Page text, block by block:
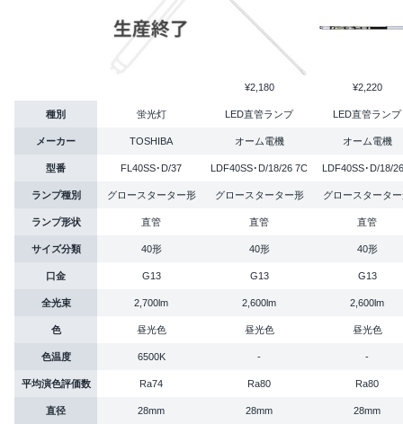
¥2,180 ¥2,220
種別 蛍光灯 LED直管ランプ LED直管ランプ
メーカー TOSHIBA オーム電機 オーム電機
型番 FL40SS･D/37 LDF40SS･D/18/26 7C LDF40SS･D/18/
ランプ種別 グロースターター形 グロースターター形 グロースタータ
ランプ形状 直管 直管 直管
サイズ分類 40形 40形 40形
口金 G13 G13 G13
全光束 2,700lm 2,600lm 2,600lm
色 昼光色 昼光色 昼光色
色温度 6500K - -
平均演色評価数 Ra74 Ra80 Ra80
直径 28mm 28mm 28mm